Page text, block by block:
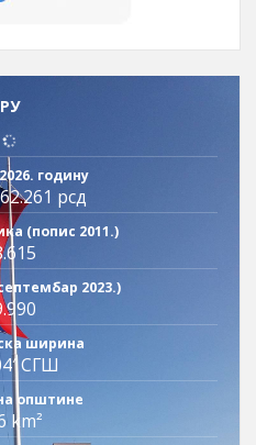
годину
рсд
(попис 2011.)
2023.)
ширина
СГШ
општине
km²